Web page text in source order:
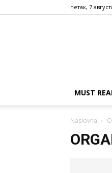
петак, 7
MUST
Naslovna